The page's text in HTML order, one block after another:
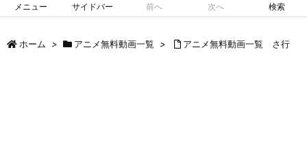
メニュー サイドバー 前へ 次へ 検索
ホーム > アニメ無料動画一覧 > アニメ無料動画一覧 さ行